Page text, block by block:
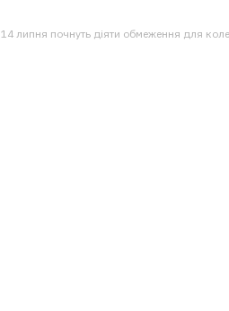
14 липня почнуть діяти обмеження для колекторів: